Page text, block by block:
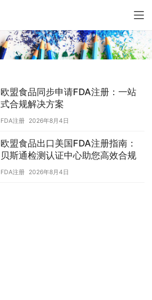
欧盟食品同步申请FDA注册：一站
式合规解决方案
FDA注册 2026年8月4日
欧盟食品出口美国FDA注册指南：
贝斯通检测认证中心助您高效合规
FDA注册 2026年8月4日